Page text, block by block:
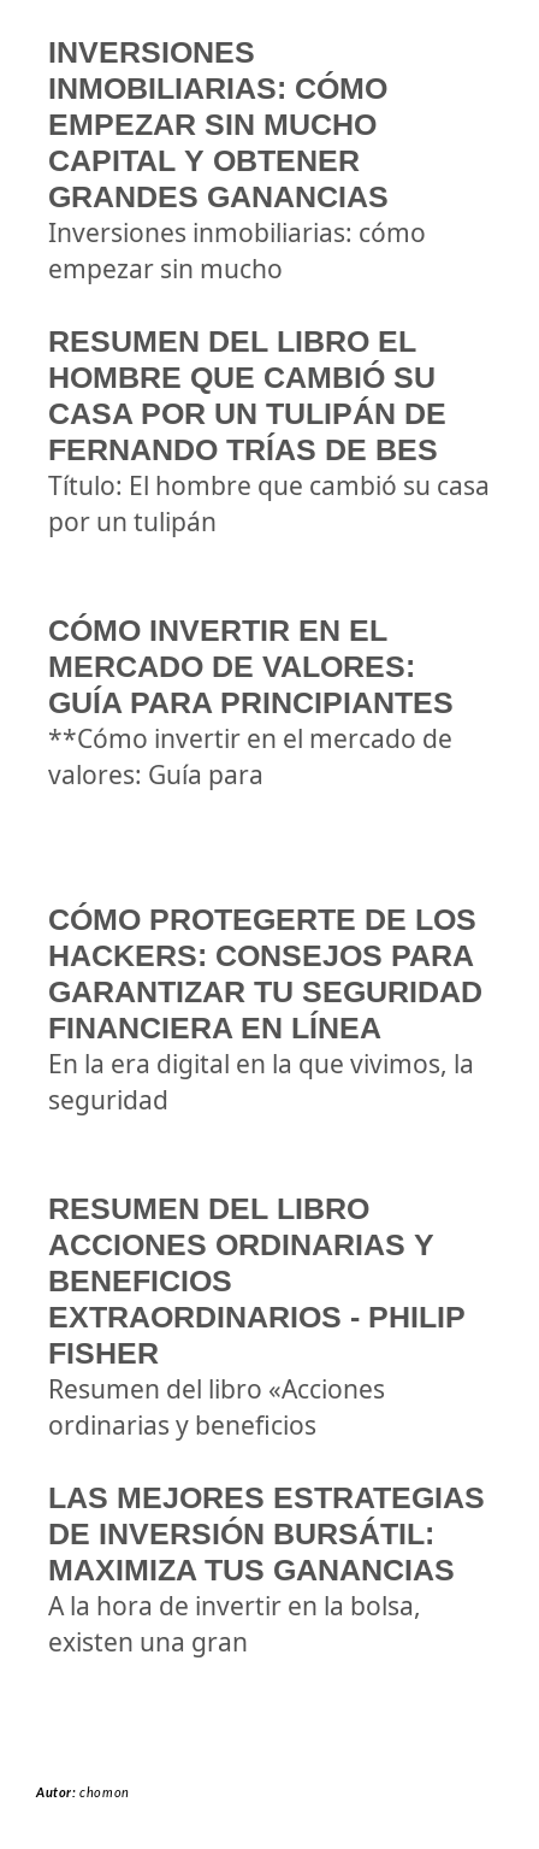
INVERSIONES
INMOBILIARIAS: CÓMO
EMPEZAR SIN MUCHO
CAPITAL Y OBTENER
GRANDES GANANCIAS
Inversiones inmobiliarias: cómo
empezar sin mucho
RESUMEN DEL LIBRO EL
HOMBRE QUE CAMBIÓ SU
CASA POR UN TULIPÁN DE
FERNANDO TRÍAS DE BES
Título: El hombre que cambió su casa
por un tulipán
CÓMO INVERTIR EN EL
MERCADO DE VALORES:
GUÍA PARA PRINCIPIANTES
**Cómo invertir en el mercado de
valores: Guía para
CÓMO PROTEGERTE DE LOS
HACKERS: CONSEJOS PARA
GARANTIZAR TU SEGURIDAD
FINANCIERA EN LÍNEA
En la era digital en la que vivimos, la
seguridad
RESUMEN DEL LIBRO
ACCIONES ORDINARIAS Y
BENEFICIOS
EXTRAORDINARIOS - PHILIP
FISHER
Resumen del libro «Acciones
ordinarias y beneficios
LAS MEJORES ESTRATEGIAS
DE INVERSIÓN BURSÁTIL:
MAXIMIZA TUS GANANCIAS
A la hora de invertir en la bolsa,
existen una gran
Autor:chomon